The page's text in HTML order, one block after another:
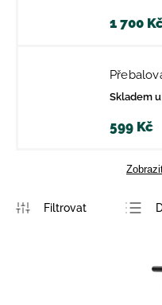
1 700
Skladem
599 Kč